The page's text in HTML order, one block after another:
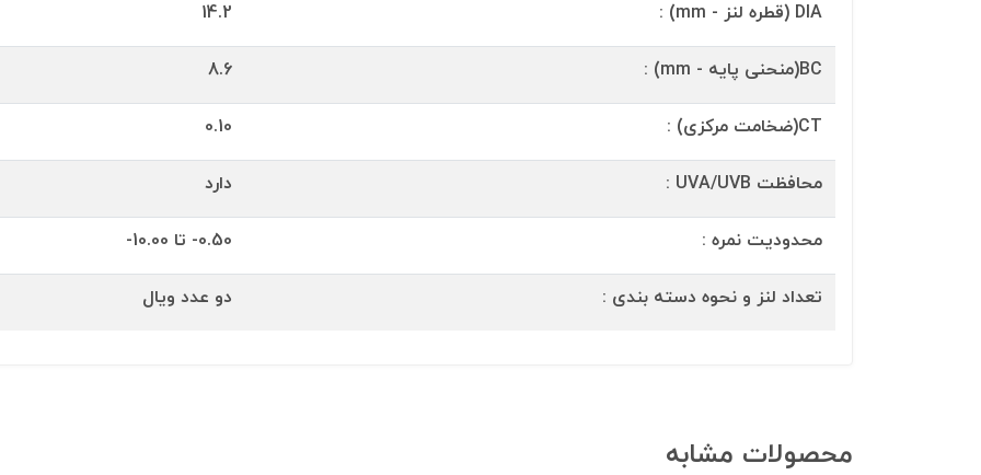
DIA (قطره لنز - mm) : 14.2
BC(منحنی پایه - mm) : 8.6
CT(ضخامت مرکزی) : 0.10
محافظت UVA/UVB : دارد
محدودیت نمره : 0.50- تا 10.00-
تعداد لنز و نحوه دسته بندی : دو عدد ویال
محصولات مشابه